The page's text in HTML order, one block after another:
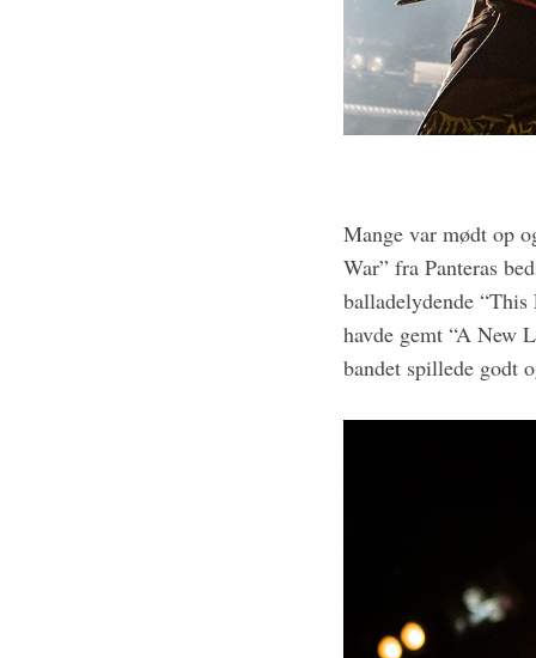
Mange var mødt op
War” fra Panteras
balladelydende
havde gemt “A New
bandet spillede godt